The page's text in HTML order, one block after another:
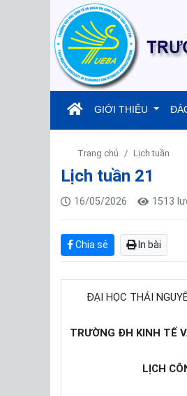
(current)
GIỚI THIỆU
Trang chủ Lịch tuần
Lịch tuần 21
16/05/2026 1513
Chia sẻ In bài
ĐẠI HỌC THÁI
TRƯỜNG ĐH KINH TẾ
LỊCH